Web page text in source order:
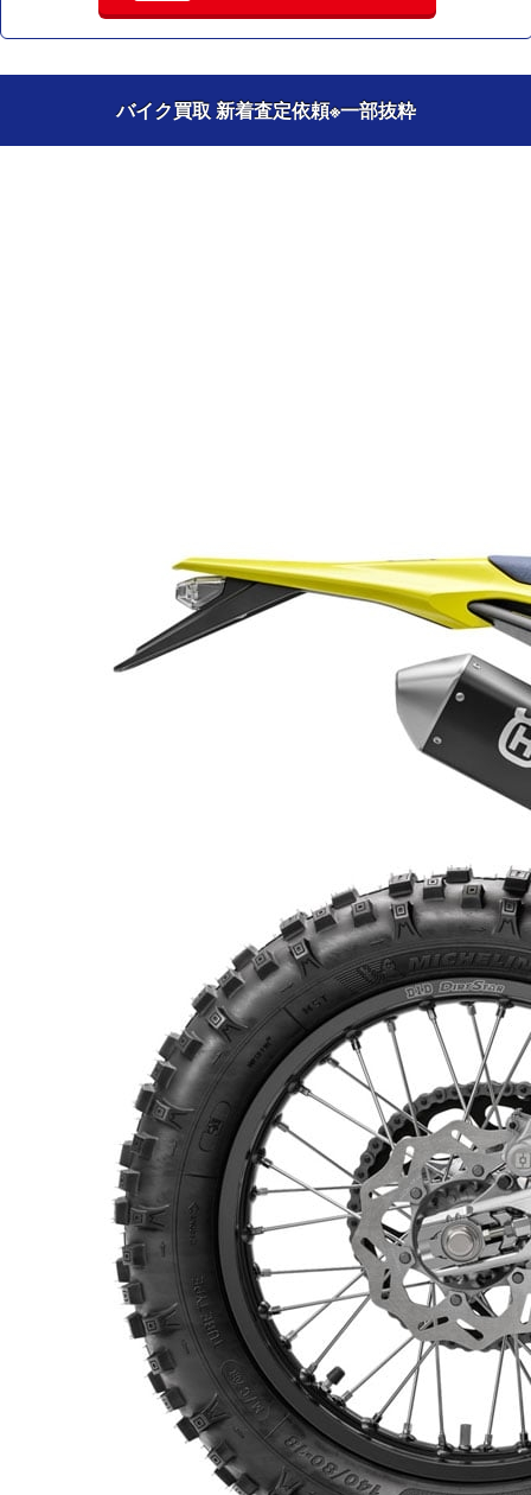
バイク買取 新着査定依頼※一部抜粋